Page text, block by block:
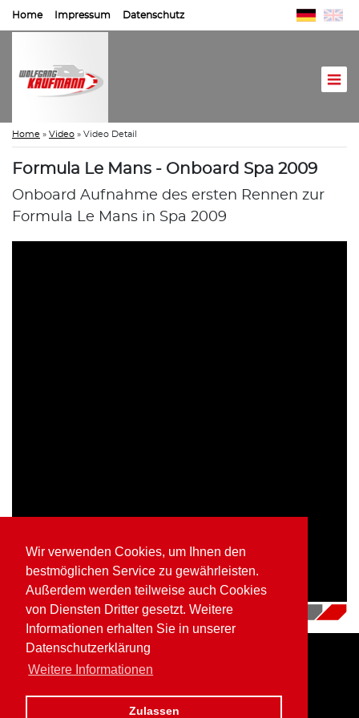
Wir verwenden Cookies, um Ihnen den
bestmöglichen Service zu gewährleisten.
Außerdem werden teilweise auch Cookies
von Diensten Dritter gesetzt. Weitere
Informationen erhalten Sie in unserer
Datenschutzerklärung
Weitere Informationen
Zulassen
Home Impressum Datenschutz
Home » Video » Video Detail
Formula Le Mans - Onboard Spa 2009
Onboard Aufnahme des ersten Rennen zur
Formula Le Mans in Spa 2009
16.07.2018
Home Impressum